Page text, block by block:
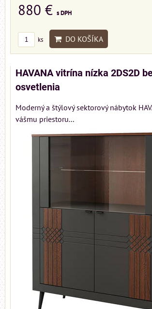
880 € s DPH
ks DO KOŠÍKA
HAVANA vitrína nízka 2DS2D
osvetlenia
Moderný a štýlový sektorový nábytok
vášmu priestoru...